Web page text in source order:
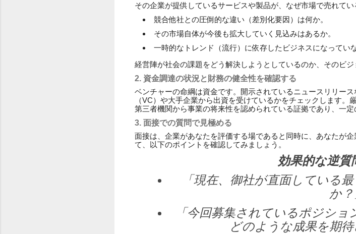
その企業が提供しているサービスや製品が、なぜ市場で売れてい
競合他社との圧倒的な違い（差別化要因）は何か。
その市場自体が今後も拡大していく見込みはあるか。
一時的なトレンド（流行）に依存したビジネスになっていな
経営陣が社会の課題をどう解決しようとしているのか、そのビ
2. 資金調達の状況と財務の健全性を確認する
ベンチャーの命綱は資金です。開示されているニュースリリー
（VC）や大手企業から出資を受けているかをチェックします。
第三者機関から事業の将来性を認められている証拠であり、一定
3. 面接での質問で見極める
面接は、企業があなたを評価する場であると同時に、あなたが
て、以下のポイントを確認してみましょう。
効果的な逆質
「現在、御社が直面している
か？
「今回募集されているポジシ
どのような成果を期